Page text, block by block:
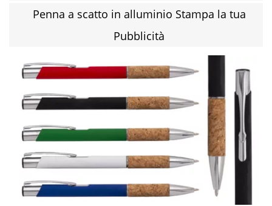
Penna a scatto in alluminio Stampa la tua
Pubblicità